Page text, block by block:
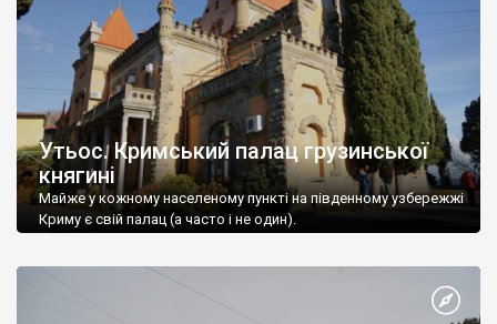
Утьос. Кримський палац грузинської
княгині
Майже у кожному населеному пункті на південному узбережжі
Криму є свій палац (а часто і не один).